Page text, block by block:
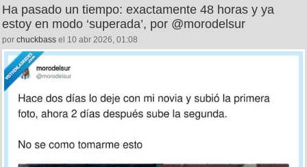
Ha pasado un tiempo: exactamente 48 horas y ya
estoy en modo ‘superada’, por @morodelsur
por chuckbass el 10 abr 2026, 01:08